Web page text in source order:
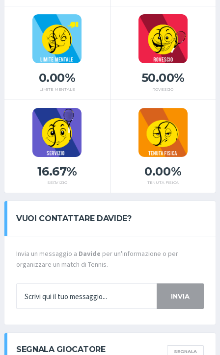
0.00%
LIMITE MENTALE
50.00%
ROVESCIO
16.67%
SERVIZIO
0.00%
TENUTA FISICA
VUOI CONTATTARE DAVIDE?
Invia un messaggio a Davide per un'informazione o per
organizzare un match di Tennis.
INVIA
SEGNALA GIOCATORE SEGNALA